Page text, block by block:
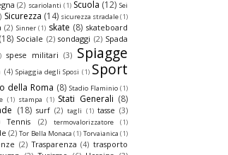
(2) scariolanti (1) Scuola (12) Sei
Sicurezza (14) sicurezza stradale(1)
(2) Sinner (1) skate (8) skateboard
(18) Sociale (2) sondaggi (2) Spada
spese militari (3) Spiagge
(4) Spiaggia degli Sposi (1) Sport
della Roma (8) Stadio Flaminio (1)
(1) stampa (1) Stati Generali (8)
(18) surf (2) tagli (1) tasse (3)
Tennis (2) termovalorizzatore (1)
(2) Tor Bella Monaca (1) Torvaianica (1)
(2) Trasparenza (4) trasporto